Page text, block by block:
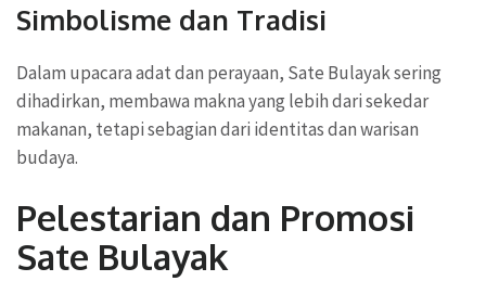
Simbolisme dan Tradisi
Dalam upacara adat dan perayaan, Sate Bulayak sering
dihadirkan, membawa makna yang lebih dari sekedar
makanan, tetapi sebagian dari identitas dan warisan
budaya.
Pelestarian dan Promosi
Sate Bulayak